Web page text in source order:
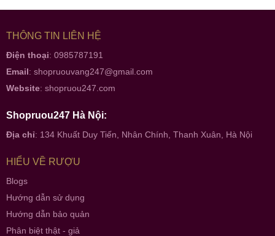
THÔNG TIN LIÊN HỆ
Điện thoại: 0985787191
Email: shopruouvang247@gmail.com
Website: shopruou247.com
Shopruou247 Hà Nội:
Địa chỉ: 134 Khuất Duy Tiến, Nhân Chính, Thanh Xuân, Hà Nội
HIỂU VỀ RƯỢU
Blogs
Hướng dẫn sử dụng
Hướng dẫn bảo quản
Phân biệt thật - giả